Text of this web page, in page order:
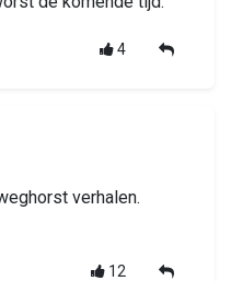
4
verhalen.
12